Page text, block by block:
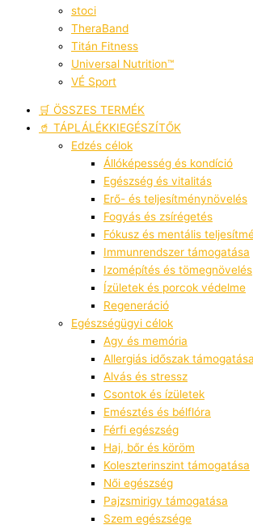
stoci
TheraBand
Titán Fitness
Universal Nutrition™
VÉ Sport
🛒 ÖSSZES TERMÉK
🥤 TÁPLÁLÉKKIEGÉSZÍTŐK
Edzés célok
Állóképesség és kondíció
Egészség és vitalitás
Erő- és teljesítménynövelés
Fogyás és zsírégetés
Fókusz és mentális
Immunrendszer támogatása
Izomépítés és tömegnövelés
Ízületek és porcok védelme
Regeneráció
Egészségügyi célok
Agy és memória
Allergiás időszak támogatása
Alvás és stressz
Csontok és ízületek
Emésztés és bélflóra
Férfi egészség
Haj, bőr és köröm
Koleszterinszint támogatása
Női egészség
Pajzsmirigy támogatása
Szem egészsége